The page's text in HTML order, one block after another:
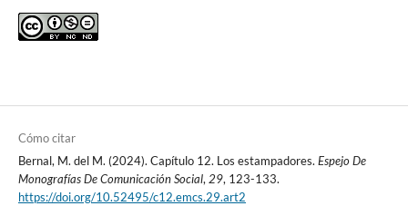
Cómo citar
Bernal, M. del M. (2024). Capítulo 12. Los estampadores. Espejo De
Monografías De Comunicación Social,29, 123-133.
https://doi.org/10.52495/c12.emcs.29.art2